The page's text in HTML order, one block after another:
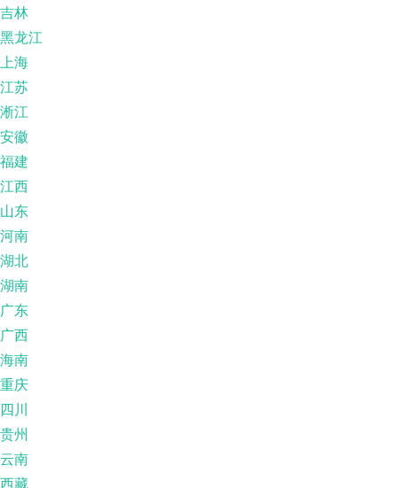
吉林
黑龙江
上海
江苏
淅江
安徽
福建
江西
山东
河南
湖北
湖南
广东
广西
海南
重庆
四川
贵州
云南
西藏